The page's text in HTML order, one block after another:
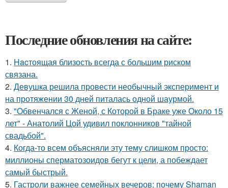
Последние обновления на сайте:
1. Hacтоящая близость всегда с большим риском
связана.
2. Девушка решила провести необычный эксперимент и
на протяжении 30 дней питалась одной шаурмой.
3. "Обвенчался с Женой, с Которой в Браке уже Около 15
лет" - Анатолий Цой удивил поклонников "тайной
свадьбой".
4. Когда-то всем объясняли эту тему слишком просто:
миллионы сперматозоидов бегут к цели, а побеждает
самый быстрый.
5. Гастроли важнее семейных вечеров: почему Shaman